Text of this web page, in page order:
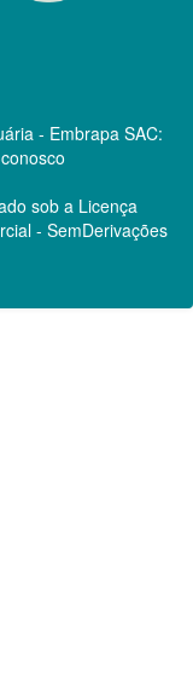
- Embrapa SAC:
sob a Licença
- SemDerivações